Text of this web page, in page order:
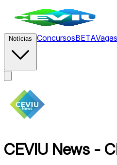
ConcursosBETAVagas
CEVIU News -